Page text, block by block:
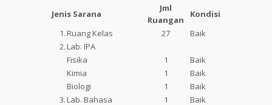
Jenis Sarana
Jml
Ruangan
Kondisi
1.Ruang Kelas 27
Baik
2.Lab. IPA
Fisika
1
Baik
Kimia
1
Baik
Biologi
1
Baik
3.Lab. Bahasa 1
Baik